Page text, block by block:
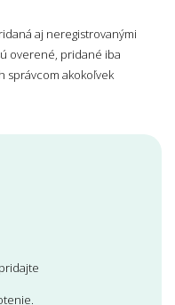
aj neregistrovanými
overené, pridané iba
správcom akokoľvek